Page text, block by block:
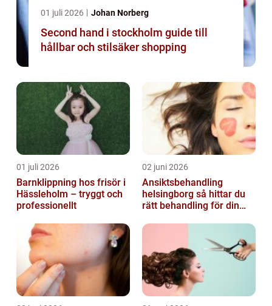
01 juli 2026 Johan Norberg
Second hand i stockholm guide till
hållbar och stilsäker shopping
01 juli 2026
Barnklippning hos frisör i
Hässleholm – tryggt och
professionellt
02 juni 2026
Ansiktsbehandling
helsingborg så hittar du
rätt behandling för din